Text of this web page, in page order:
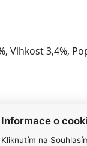
Vlhkost 3,4%,
Informace o
Kliknutím na